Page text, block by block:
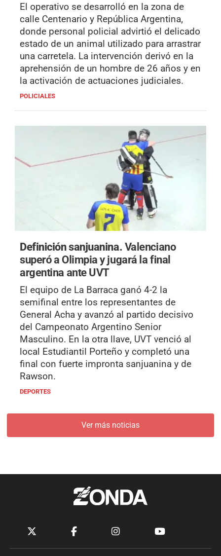
El operativo se desarrolló en la zona de
calle Centenario y República Argentina,
donde personal policial advirtió el delicado
estado de un animal utilizado para arrastrar
una carretela. La intervención derivó en la
aprehensión de un hombre de 26 años y en
la activación de actuaciones judiciales.
POLICIALES
Definición sanjuanina. Valenciano
superó a Olimpia y jugará la final
argentina ante UVT
El equipo de La Barraca ganó 4-2 la
semifinal entre los representantes de
General Acha y avanzó al partido decisivo
del Campeonato Argentino Senior
Masculino. En la otra llave, UVT venció al
local Estudiantil Porteño y completó una
final con fuerte impronta sanjuanina y de
Rawson.
DEPORTES
Ver más noticias